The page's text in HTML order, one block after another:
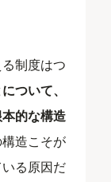
制度はつ
ついて、
的な構造
構造こそが
る原因だ